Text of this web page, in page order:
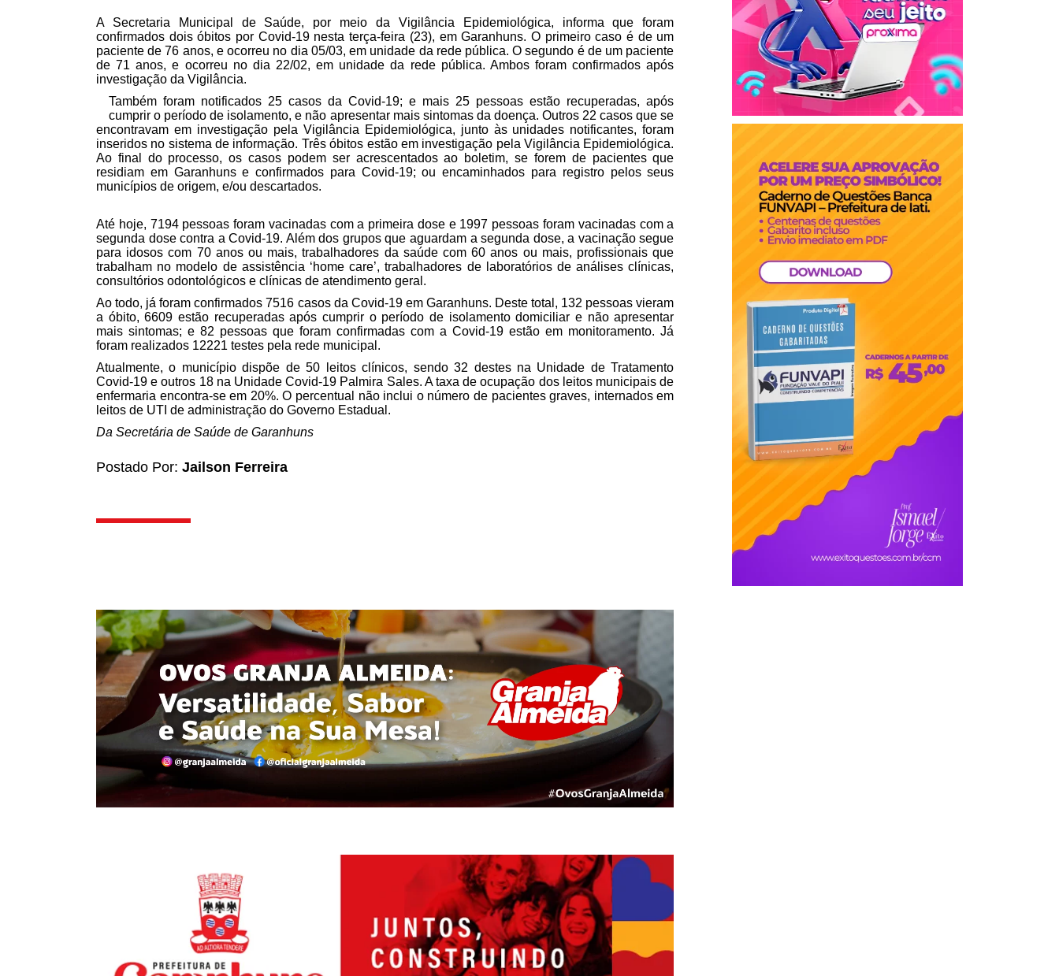
A Secretaria Municipal de Saúde, por meio da Vigilância Epidemiológica, informa que foram
confirmados dois óbitos por Covid-19 nesta terça-feira (23), em Garanhuns. O primeiro caso é de um
paciente de 76 anos, e ocorreu no dia 05/03, em unidade da rede pública. O segundo é de um paciente
de 71 anos, e ocorreu no dia 22/02, em unidade da rede pública. Ambos foram confirmados após
investigação da Vigilância.
Também foram notificados 25 casos da Covid-19; e mais 25 pessoas estão recuperadas, após
cumprir o período de isolamento, e não apresentar mais sintomas da doença. Outros 22 casos que se
encontravam em investigação pela Vigilância Epidemiológica, junto às unidades notificantes, foram
inseridos no sistema de informação. Três óbitos estão em investigação pela Vigilância Epidemiológica.
Ao final do processo, os casos podem ser acrescentados ao boletim, se forem de pacientes que
residiam em Garanhuns e confirmados para Covid-19; ou encaminhados para registro pelos seus
municípios de origem, e/ou descartados.
Até hoje, 7194 pessoas foram vacinadas com a primeira dose e 1997 pessoas foram vacinadas com a
segunda dose contra a Covid-19. Além dos grupos que aguardam a segunda dose, a vacinação segue
para idosos com 70 anos ou mais, trabalhadores da saúde com 60 anos ou mais, profissionais que
trabalham no modelo de assistência ‘home care’, trabalhadores de laboratórios de análises clínicas,
consultórios odontológicos e clínicas de atendimento geral.
Ao todo, já foram confirmados 7516 casos da Covid-19 em Garanhuns. Deste total, 132 pessoas vieram
a óbito, 6609 estão recuperadas após cumprir o período de isolamento domiciliar e não apresentar
mais sintomas; e 82 pessoas que foram confirmadas com a Covid-19 estão em monitoramento. Já
foram realizados 12221 testes pela rede municipal.
Atualmente, o município dispõe de 50 leitos clínicos, sendo 32 destes na Unidade de Tratamento
Covid-19 e outros 18 na Unidade Covid-19 Palmira Sales. A taxa de ocupação dos leitos municipais de
enfermaria encontra-se em 20%. O percentual não inclui o número de pacientes graves, internados em
leitos de UTI de administração do Governo Estadual.
Da Secretária de Saúde de Garanhuns
Postado Por: Jailson Ferreira